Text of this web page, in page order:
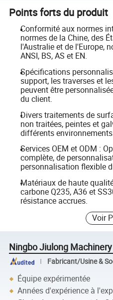
Points forts du produit
Conformité aux normes
normes de la Chine, des
l'Australie et de l'Europe,
ANSI, BS, AS et EN.
Spécifications
support, les traverses et
peuvent être
du client.
Divers traitements de
non traitées, peintes et
différents
Services OEM et ODM :
complète, de
personnalisation flexible
Matériaux de haute
carbone Q235, A36 et
résistance accrues.
Voir
Ningbo Jiulong
Fabricant/Usine &
Équipe expérimentée
Années d'expérience à